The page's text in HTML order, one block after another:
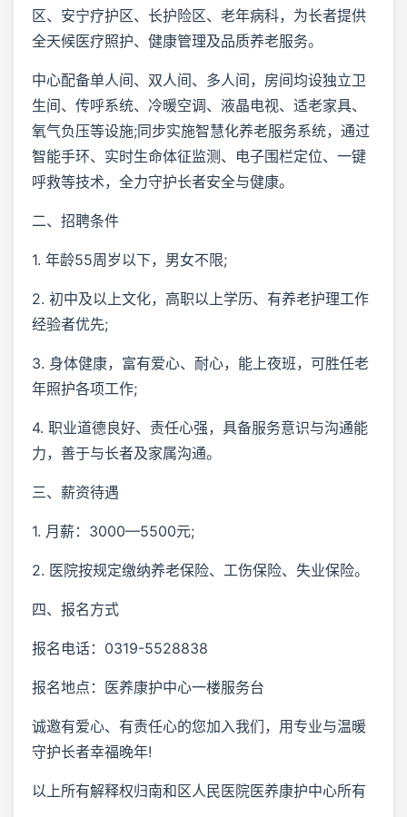
区、安宁疗护区、长护险区、老年病科，为长者提供
全天候医疗照护、健康管理及品质养老服务。
中心配备单人间、双人间、多人间，房间均设独立卫
生间、传呼系统、冷暖空调、液晶电视、适老家具、
氧气负压等设施;同步实施智慧化养老服务系统，通过
智能手环、实时生命体征监测、电子围栏定位、一键
呼救等技术，全力守护长者安全与健康。
二、招聘条件
1. 年龄55周岁以下，男女不限;
2. 初中及以上文化，高职以上学历、有养老护理工作
经验者优先;
3. 身体健康，富有爱心、耐心，能上夜班，可胜任老
年照护各项工作;
4. 职业道德良好、责任心强，具备服务意识与沟通能
力，善于与长者及家属沟通。
三、薪资待遇
1. 月薪：3000—5500元;
2. 医院按规定缴纳养老保险、工伤保险、失业保险。
四、报名方式
报名电话：0319-5528838
报名地点：医养康护中心一楼服务台
诚邀有爱心、有责任心的您加入我们，用专业与温暖
守护长者幸福晚年!
以上所有解释权归南和区人民医院医养康护中心所有